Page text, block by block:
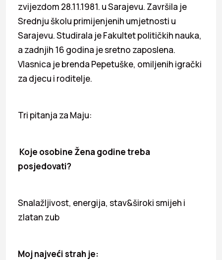
zvijezdom 28.11.1981. u Sarajevu. Završila je
Srednju školu primijenjenih umjetnosti u
Sarajevu. Studirala je Fakultet političkih nauka,
a zadnjih 16 godina je sretno zaposlena.
Vlasnica je brenda Pepetuške, omiljenih igrački
za djecu i roditelje.
Tri pitanja za Maju:
Koje osobine Žena godine treba
posjedovati?
Snalažljivost, energija, stav&široki smijeh i
zlatan zub
Moj najveći strah je: